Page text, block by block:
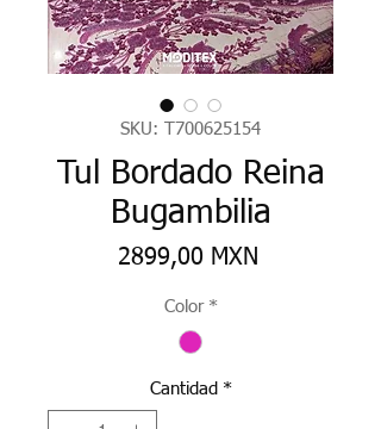
SKU: T700625154
Tul Bordado Reina
Bugambilia
2899,00 MXN
Color *
Cantidad *